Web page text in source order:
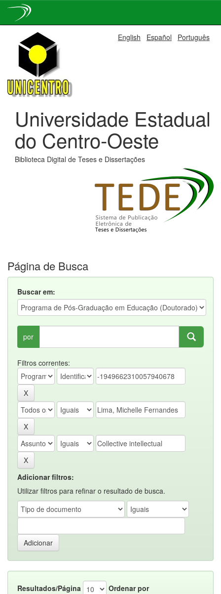
navigation
English Español Português
Universidade Estadual
do Centro-Oeste
Biblioteca Digital de Teses e Dissertações
Página de Busca
Buscar em:
por
Filtros correntes:
Adicionar filtros:
Utilizar filtros para refinar o resultado de busca.
Resultados/Página
Ordenar por